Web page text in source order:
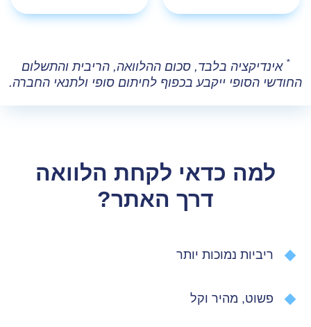
* אינדיקציה בלבד, סכום ההלוואה, הריבית והתשלום
החודשי הסופי ייקבע בכפוף לחיתום סופי ולתנאי החברה.
למה כדאי לקחת הלוואה
דרך האתר?
ריביות נמוכות יותר
פשוט, מהיר וקל